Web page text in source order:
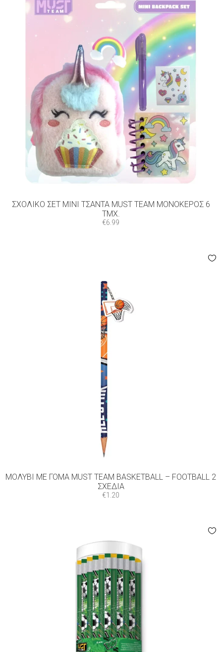
ΣΧΟΛΙΚΌ ΣΕΤ MINI ΤΣΆΝΤΑ MUST TEAM ΜΟΝΌΚΕΡΟΣ 6
ΤΜΧ.
€6.99
ΜΟΛΎΒΙ ΜΕ ΓΌΜΑ MUST TEAM BASKETBALL – FOOTBALL 2
ΣΧΈΔΙΑ
€1.20